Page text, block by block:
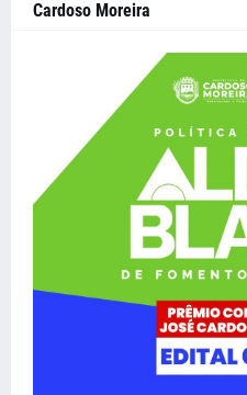
Cardoso Moreira